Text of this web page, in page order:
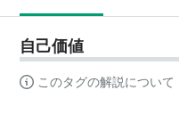
自己価値
このタグの解説について